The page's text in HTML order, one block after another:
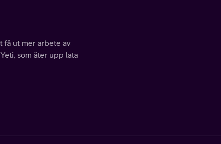
få ut mer arbete av
som äter upp lata